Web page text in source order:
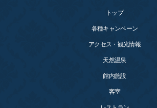
トップ
各種キャンペーン
アクセス・観光情報
天然温泉
館内施設
客室